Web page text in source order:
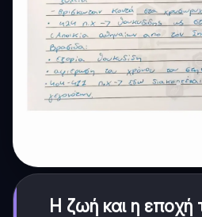
Η ζωή και η εποχή